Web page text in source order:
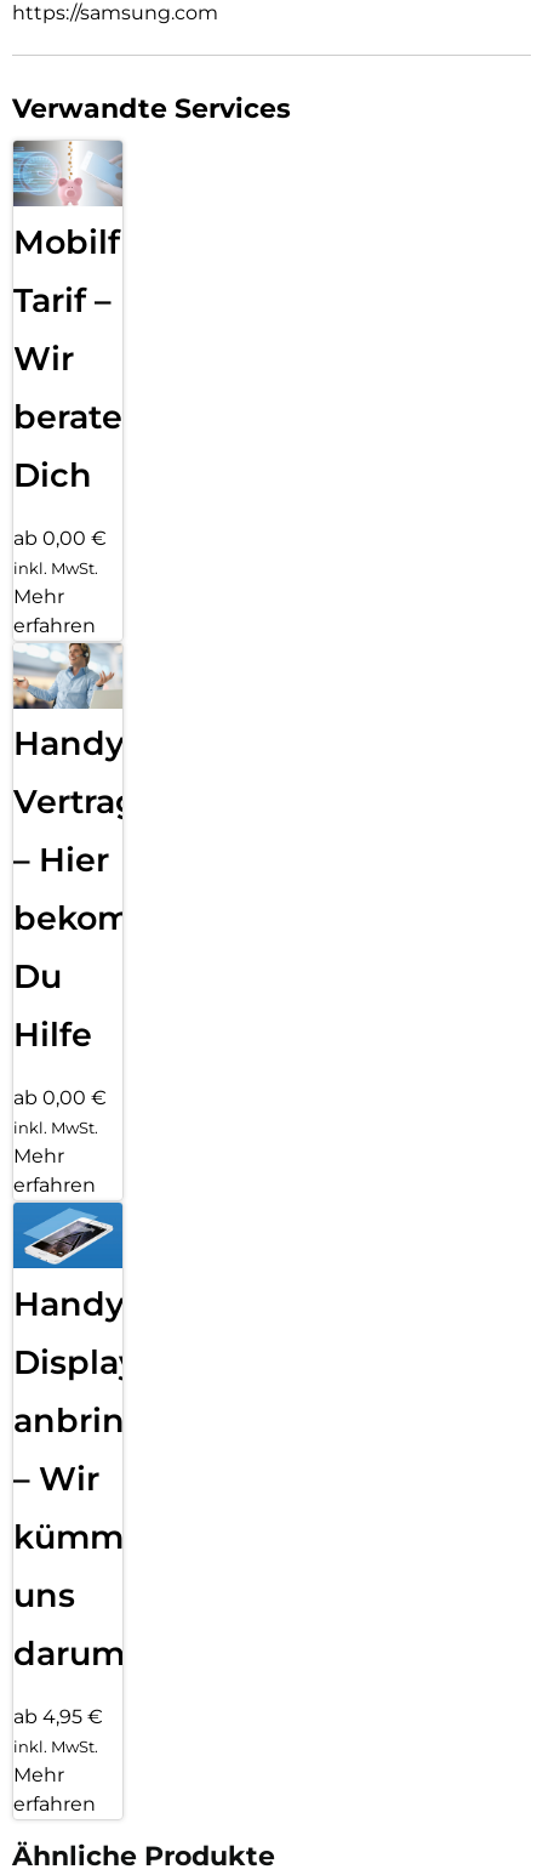
https://samsung.com
Verwandte Services
Mobilfunk
Tarif –
Wir
beraten
Dich
ab 0,00 €
inkl. MwSt.
Mehr
erfahren
Handy
Vertragsabwicklung
– Hier
bekommst
Du
Hilfe
ab 0,00 €
inkl. MwSt.
Mehr
erfahren
Handy
Displayfolie
anbringen
– Wir
kümmern
uns
darum!
ab 4,95 €
inkl. MwSt.
Mehr
erfahren
Ähnliche Produkte